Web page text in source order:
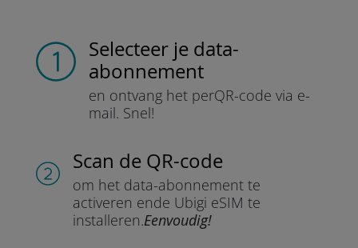
Selecteer je data-
abonnement
en ontvang het perQR-code via e-
mail. Snel!
Scan de QR-code
om het data-abonnement te
activeren ende Ubigi eSIM te
installeren.Eenvoudig!